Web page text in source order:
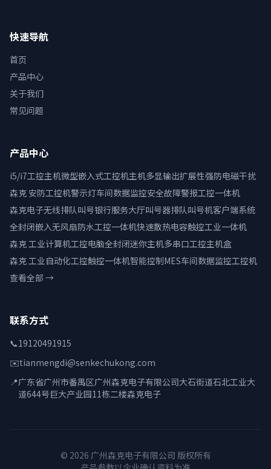
快速导航
首页
产品中心
关于我们
常见问题
产品中心
i5/i7工控主机微型嵌入式工控机主机多显输出扩展性强防电磁干扰
森克 安防工控机警示灯车间数据监控安全故障警报工控一体机
森克电子无线排队叫号银行服务大厅叫号器排队叫号机客户端系统
全封闭嵌入无风扇防水工控一体机快速散热电容触控工业一体机
森克 工业计算机工控电脑全封闭迷你主机多串口工控主机盒
森克 工业自动化工控触控一体机智能控制MES车间数据监控工控机
查看全部 →
联系方式
📞19120491915
✉️tianmengdi@senkechukong.com
📍广东省广州市番禺区广州森克电子有限公司大石街道石北工业大
道644号巨大产业园11栋二楼森克电子
© 2026 广州森克电子有限公司 版权所有